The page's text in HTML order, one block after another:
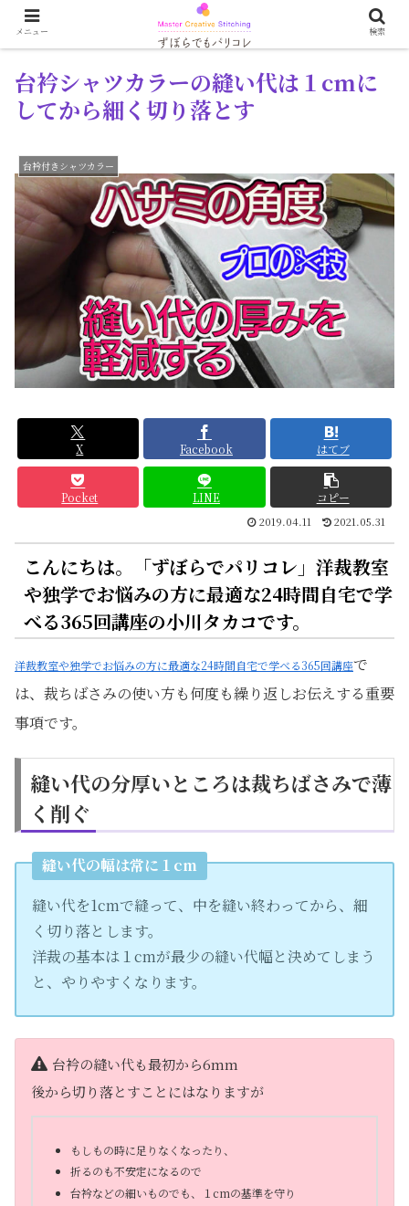
台衿シャツカラーの縫い代は１cmに
してから細く切り落とす
台衿付きシャツカラー
X Facebook はてブ
Pocket LINE コピー
2019.04.11 2021.05.31
こんにちは。「ずぼらでパリコレ」洋裁教室
や独学でお悩みの方に最適な24時間自宅で学
べる365回講座の小川タカコです。
洋裁教室や独学でお悩みの方に最適な24時間自宅で学べる365回講座で
は、裁ちばさみの使い方も何度も繰り返しお伝えする重要
事項です。
縫い代の分厚いところは裁ちばさみで薄
く削ぐ
縫い代の幅は常に１cm
縫い代を1cmで縫って、中を縫い終わってから、細
く切り落とします。
洋裁の基本は１cmが最少の縫い代幅と決めてしまう
と、やりやすくなります。
台衿の縫い代も最初から6mm
後から切り落とすことにはなりますが
もしもの時に足りなくなったり、
折るのも不安定になるので
台衿などの細いものでも、１cmの基準を守り
メニュー 検索